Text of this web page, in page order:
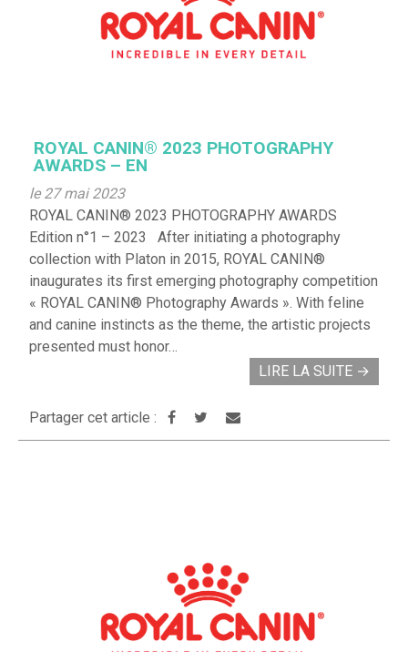
ROYAL CANIN® 2023 PHOTOGRAPHY
AWARDS – EN
le 27 mai 2023
ROYAL CANIN® 2023 PHOTOGRAPHY AWARDS
Edition n°1 – 2023 After initiating a photography
collection with Platon in 2015, ROYAL CANIN®
inaugurates its first emerging photography competition
« ROYAL CANIN® Photography Awards ». With feline
and canine instincts as the theme, the artistic projects
presented must honor…
LIRE LA SUITE →
Partager cet article :